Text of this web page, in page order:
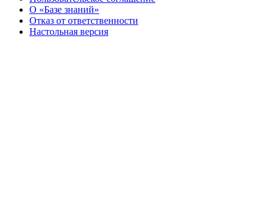
О «Базе знаний»
Отказ от ответственности
Настольная версия